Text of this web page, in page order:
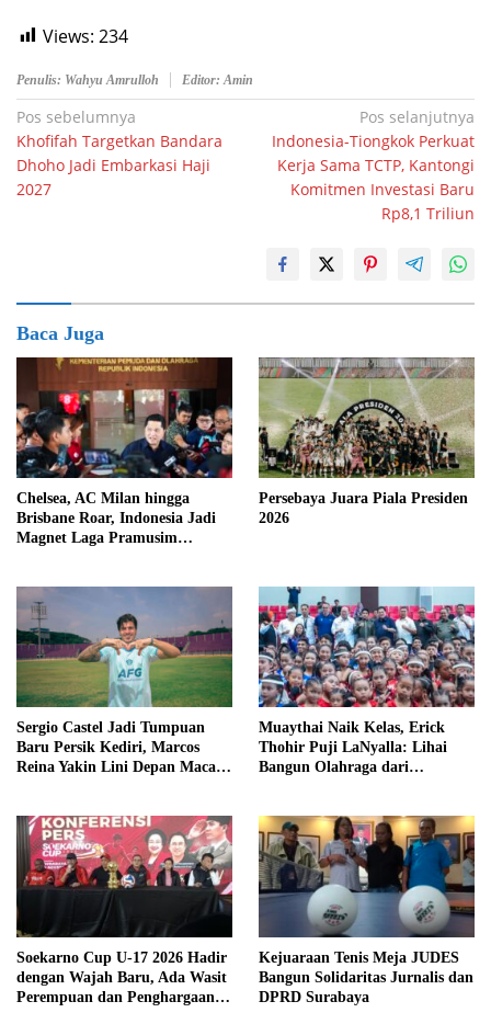
Views: 234
Penulis: Wahyu Amrulloh Editor: Amin
Navigasi
pos
Pos sebelumnya
Khofifah Targetkan Bandara
Dhoho Jadi Embarkasi Haji
2027
Pos selanjutnya
Indonesia-Tiongkok Perkuat
Kerja Sama TCTP, Kantongi
Komitmen Investasi Baru
Rp8,1 Triliun
Baca Juga
Chelsea, AC Milan hingga
Brisbane Roar, Indonesia Jadi
Magnet Laga Pramusim
Persebaya Juara Piala Presiden
2026
Sergio Castel Jadi Tumpuan
Baru Persik Kediri, Marcos
Reina Yakin Lini Depan Macan
Muaythai Naik Kelas, Erick
Thohir Puji LaNyalla: Lihai
Bangun Olahraga dari
Soekarno Cup U-17 2026 Hadir
dengan Wajah Baru, Ada Wasit
Perempuan dan Penghargaan
Kejuaraan Tenis Meja JUDES
Bangun Solidaritas Jurnalis dan
DPRD Surabaya